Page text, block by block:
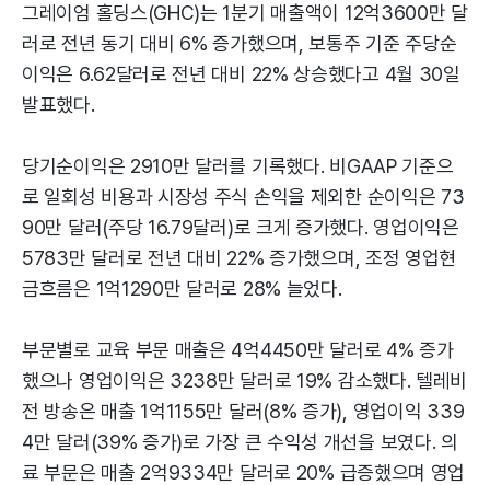
그레이엄 홀딩스(GHC)는 1분기 매출액이 12억3600만 달
러로 전년 동기 대비 6% 증가했으며, 보통주 기준 주당순
이익은 6.62달러로 전년 대비 22% 상승했다고 4월 30일
발표했다.
당기순이익은 2910만 달러를 기록했다. 비GAAP 기준으
로 일회성 비용과 시장성 주식 손익을 제외한 순이익은 73
90만 달러(주당 16.79달러)로 크게 증가했다. 영업이익은
5783만 달러로 전년 대비 22% 증가했으며, 조정 영업현
금흐름은 1억1290만 달러로 28% 늘었다.
부문별로 교육 부문 매출은 4억4450만 달러로 4% 증가
했으나 영업이익은 3238만 달러로 19% 감소했다. 텔레비
전 방송은 매출 1억1155만 달러(8% 증가), 영업이익 339
4만 달러(39% 증가)로 가장 큰 수익성 개선을 보였다. 의
료 부문은 매출 2억9334만 달러로 20% 급증했으며 영업